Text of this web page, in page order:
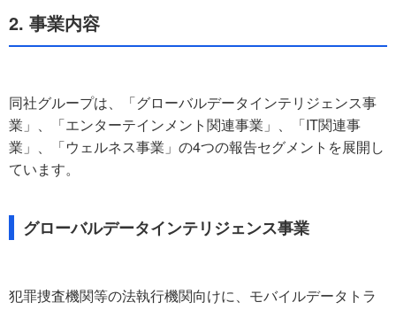
2. 事業内容
同社グループは、「グローバルデータインテリジェンス事
業」、「エンターテインメント関連事業」、「IT関連事
業」、「ウェルネス事業」の4つの報告セグメントを展開し
ています。
グローバルデータインテリジェンス事業
犯罪捜査機関等の法執行機関向けに、モバイルデータトラ